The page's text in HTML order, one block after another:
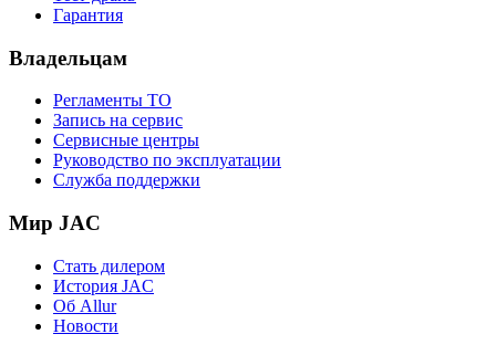
Гарантия
Владельцам
Регламенты ТО
Запись на сервис
Сервисные центры
Руководство по эксплуатации
Служба поддержки
Мир JAC
Стать дилером
История JAC
Об Allur
Новости